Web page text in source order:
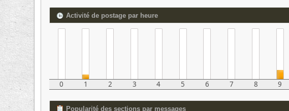
Activité de postage par heure
0 1 2 3 4 5 6 7 8 9
Popularité des sections par messages